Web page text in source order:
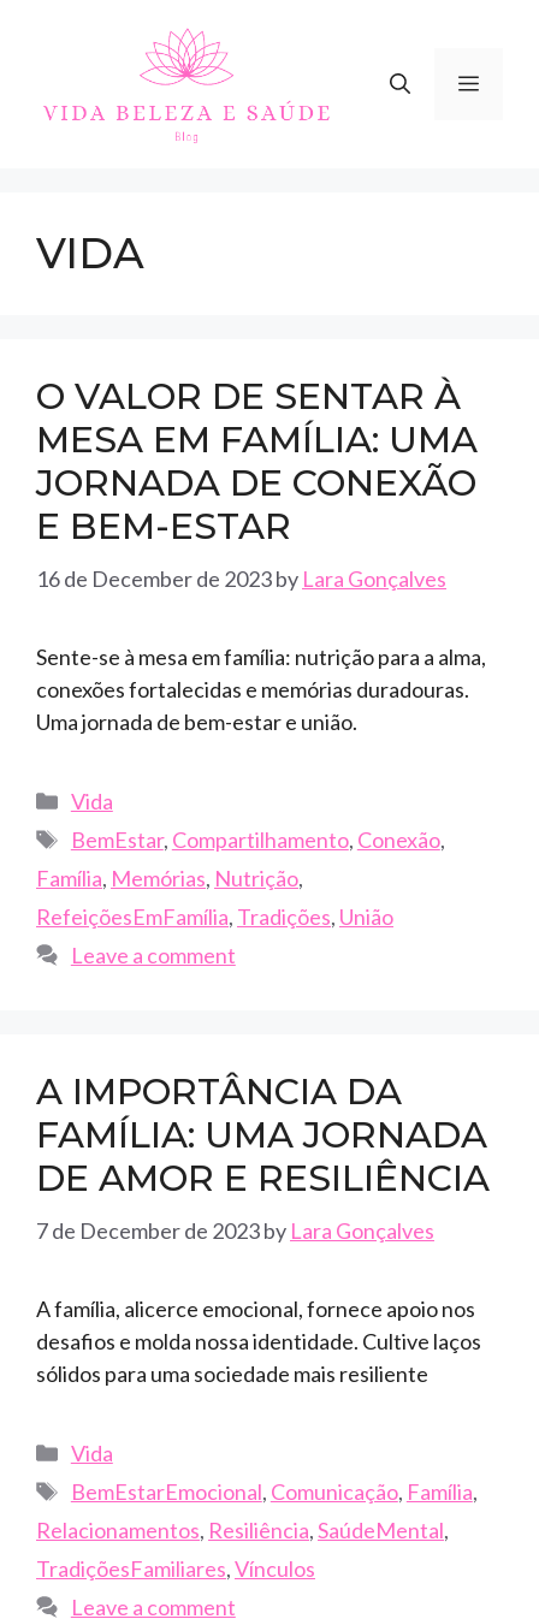
VIDA
O VALOR DE SENTAR À
MESA EM FAMÍLIA: UMA
JORNADA DE CONEXÃO
E BEM-ESTAR
16 de December de 2023by Lara Gonçalves
Sente-se à mesa em família: nutrição para a alma,
conexões fortalecidas e memórias duradouras.
Uma jornada de bem-estar e união.
Categories
Vida
Tags
BemEstar, Compartilhamento, Conexão,
Família, Memórias, Nutrição,
RefeiçõesEmFamília, Tradições, União
Leave a comment
A IMPORTÂNCIA DA
FAMÍLIA: UMA JORNADA
DE AMOR E RESILIÊNCIA
7 de December de 2023by Lara Gonçalves
A família, alicerce emocional, fornece apoio nos
desafios e molda nossa identidade. Cultive laços
sólidos para uma sociedade mais resiliente
Categories
Vida
Tags
BemEstarEmocional, Comunicação, Família,
Relacionamentos, Resiliência,SaúdeMental,
TradiçõesFamiliares,Vínculos
Leave a comment